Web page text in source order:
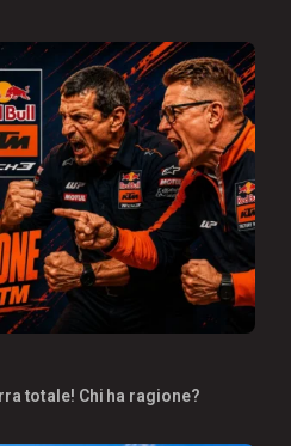
totale! Chi ha ragione?